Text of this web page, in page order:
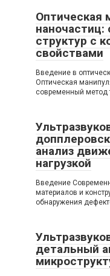
Оптическая
наночастиц:
структур с
свойствами
Введение в
Оптическая
современный метод
анализ
нагрузкой
Введение
материалов и
обнаружения
детальный